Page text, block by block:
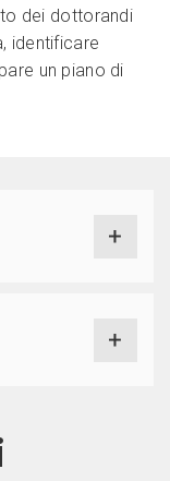
dei dottorandi
identificare
un piano di